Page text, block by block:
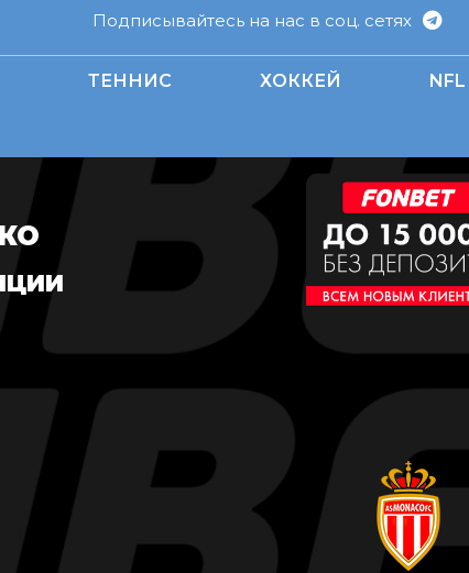
Подписывайтесь на нас в соц. сетях
ТЕННИС ХОККЕЙ NFL